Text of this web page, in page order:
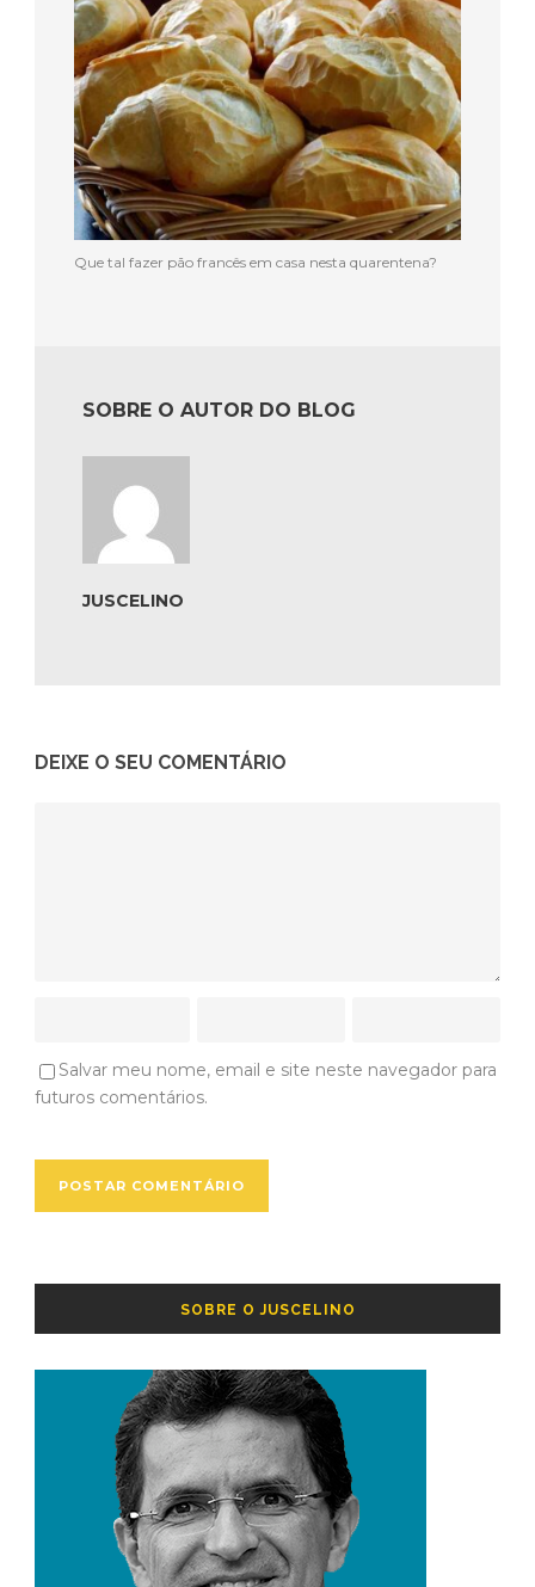
Que tal fazer pão francês em casa nesta quarentena?
SOBRE O AUTOR DO BLOG
JUSCELINO
DEIXE O SEU COMENTÁRIO
Salvar meu nome, email e site neste navegador para
futuros comentários.
SOBRE O JUSCELINO